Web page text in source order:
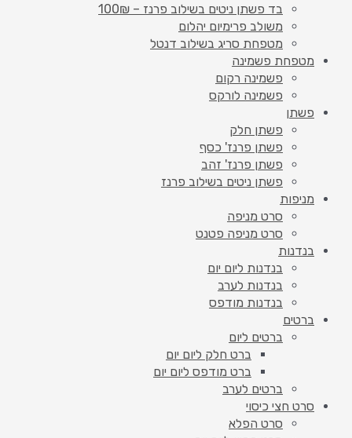
בד פשתן ניטים בשילוב פרנז – 100₪
משולב פרימיום יהלום
מטפחת סריג בשילוב דנטל
מטפחת פשמינה
פשמינה רקום
פשמינה לורקס
פשתן
פשתן חלק
פשתן פרנז' כסף
פשתן פרנז' זהב
פשתן ניטים בשילוב פרנז
מניפות
סרט מניפה
סרט מניפה פטנט
בנדנות
בנדנות ליום יום
בנדנות לערב
בנדנות מודפס
ברטים
ברטים ליום
ברט חלק ליום יום
ברט מודפס ליום יום
ברטים לערב
סרט חצי כיסוי
סרט הפלא